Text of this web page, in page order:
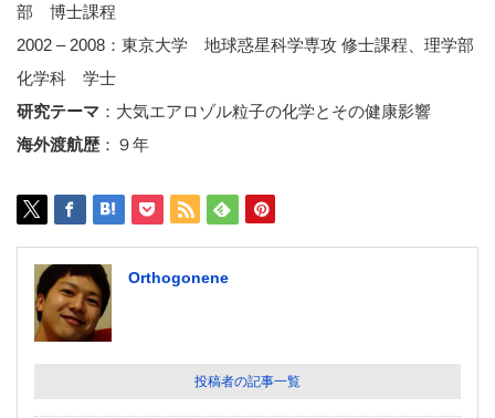
部 博士課程
2002 – 2008：東京大学 地球惑星科学専攻 修士課程、理学部
化学科 学士
研究テーマ ：大気エアロゾル粒子の化学とその健康影響
海外渡航歴 ：９年
Orthogonene
投稿者の記事一覧